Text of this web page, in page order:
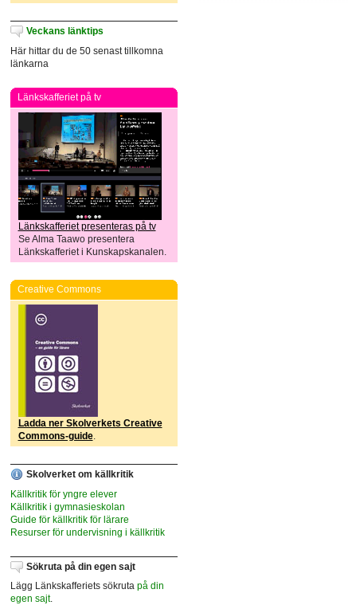
Veckans länktips
Här hittar du de 50 senast tillkomna
länkarna
Länkskafferiet på tv
Länkskafferiet presenteras på tv
Se Alma Taawo presentera
Länkskafferiet i Kunskapskanalen.
Creative Commons
Ladda ner Skolverkets Creative
Commons-guide.
Skolverket om källkritik
Källkritik för yngre elever
Källkritik i gymnasieskolan
Guide för källkritik för lärare
Resurser för undervisning i källkritik
Sökruta på din egen sajt
Lägg Länkskafferiets sökruta på din
egen sajt.